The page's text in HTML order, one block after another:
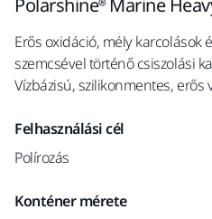
Polarshine® Marine
Erős oxidáció, mély karcolások
szemcsével történő csiszolási
Vízbázisú, szilikonmentes,
Felhasználási cél
Polírozás
Konténer mérete